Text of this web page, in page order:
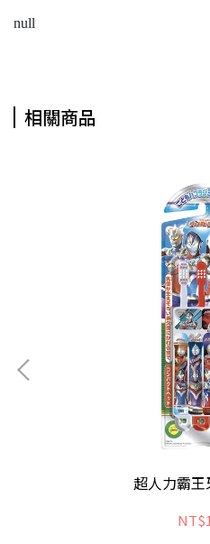
null
相關商品
超人力霸